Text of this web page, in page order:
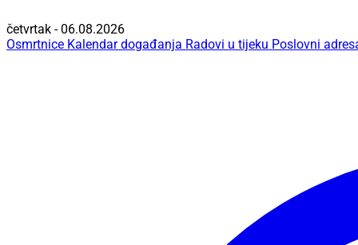
četvrtak - 06.08.2026
Osmrtnice Kalendar događanja Radovi u tijeku Poslovni